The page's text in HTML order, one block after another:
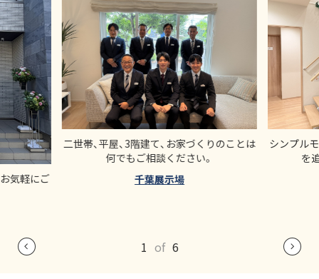
気軽にご
二世帯、平屋、3階建て、お家づくりのことは
何でもご相談ください。
千葉展示場
シンプル
を
1 of 6